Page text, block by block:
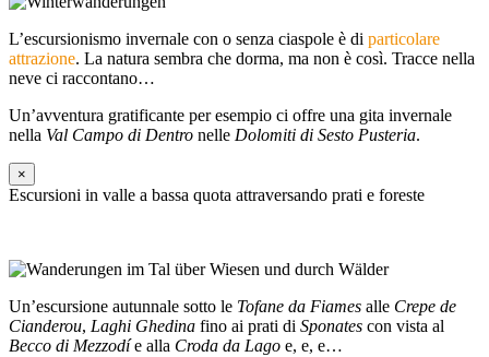
L’escursionismo invernale con o senza ciaspole è di particolare
attrazione. La natura sembra che dorma, ma non è così. Tracce nella
neve ci raccontano…
Un’avventura gratificante per esempio ci offre una gita invernale
nella Val Campo di Dentro nelle Dolomiti di Sesto Pusteria.
×
Escursioni in valle a bassa quota attraversando prati e foreste
Un’escursione autunnale sotto le Tofane da Fiames alle Crepe de
Cianderou, Laghi Ghedina fino ai prati di Sponates con vista al
Becco di Mezzodíe alla Croda da Lago e, e, e…